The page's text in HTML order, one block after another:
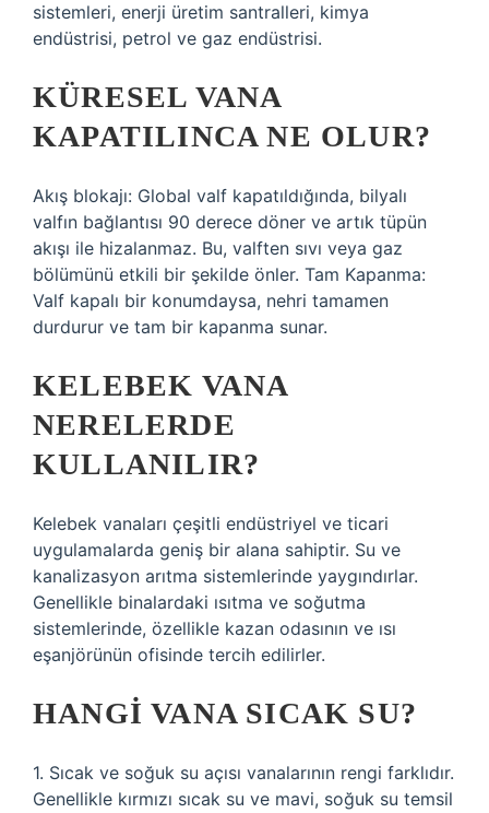
sistemleri, enerji üretim santralleri, kimya
endüstrisi, petrol ve gaz endüstrisi.
KÜRESEL VANA
KAPATILINCA NE OLUR?
Akış blokajı: Global valf kapatıldığında, bilyalı
valfın bağlantısı 90 derece döner ve artık tüpün
akışı ile hizalanmaz. Bu, valften sıvı veya gaz
bölümünü etkili bir şekilde önler. Tam Kapanma:
Valf kapalı bir konumdaysa, nehri tamamen
durdurur ve tam bir kapanma sunar.
KELEBEK VANA
NERELERDE
KULLANILIR?
Kelebek vanaları çeşitli endüstriyel ve ticari
uygulamalarda geniş bir alana sahiptir. Su ve
kanalizasyon arıtma sistemlerinde yaygındırlar.
Genellikle binalardaki ısıtma ve soğutma
sistemlerinde, özellikle kazan odasının ve ısı
eşanjörünün ofisinde tercih edilirler.
HANGI VANA SICAK SU?
1. Sıcak ve soğuk su açısı vanalarının rengi farklıdır.
Genellikle kırmızı sıcak su ve mavi, soğuk su temsil